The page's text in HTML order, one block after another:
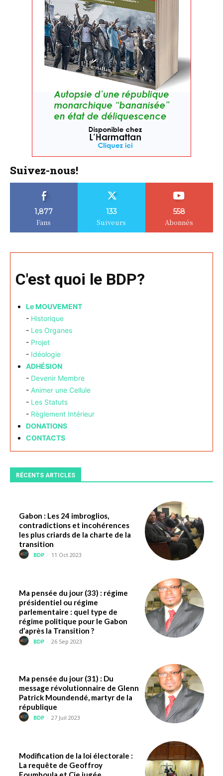
Suivez-nous!
1,877
Fans
133
Suiveurs
558
Abonnés
C'est quoi le BDP?
Le MOUVEMENT
- Historique
- Les Organes
- Projet
- Idéologie
ADHÉSION
- Devenir Membre
- Animer une Cellule
- Les Statuts
- Règlement Intérieur
DONATIONS
CONTACTS
RÉCENTS ARTICLES
Gabon : Les 24 imbroglios,
contradictions et incohérences
les plus criards de la charte de la
transition
BDP - 11 Oct 2023
Ma pensée du jour (33) : régime
présidentiel ou régime
parlementaire : quel type de
régime politique pour le Gabon
d’après la Transition ?
BDP - 26 Sep 2023
Ma pensée du jour (31) : Du
message révolutionnaire de Glenn
Patrick Moundendé, martyr de la
république
BDP - 27 Juil 2023
Modification de la loi électorale :
La requête de Geoffroy